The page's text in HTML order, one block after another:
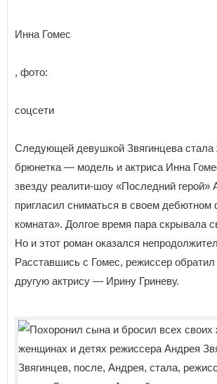
Инна Гомес
, фото:
соцсети
Следующей девушкой Звягинцева стала
брюнетка — модель и актриса Инна
звезду реалити-шоу «Последний герой»
пригласил сниматься в своем
комната». Долгое время пара скрывала
Но и этот роман оказался
Расставшись с Гомес, режиссер
другую актрису — Ирину Гриневу.